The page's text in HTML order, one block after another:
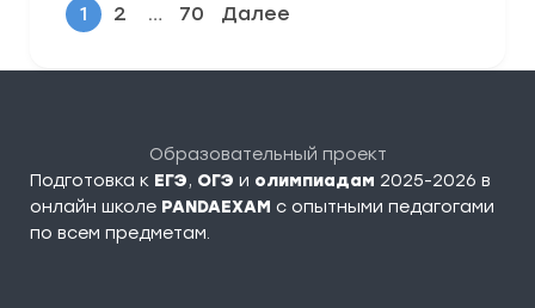
1 2 … 70 Далее
Образовательный проект
Подготовка к ЕГЭ, ОГЭ и олимпиадам 2025-2026 в
онлайн школе PANDAEXAM c опытными педагогами
по всем предметам.